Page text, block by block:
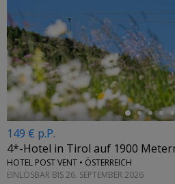
←
149 € p.P.
4*-Hotel in Tirol auf 1900
HOTEL POST VENT • ÖSTERREICH
EINLÖSBAR BIS 26. SEPTEMBER 2026